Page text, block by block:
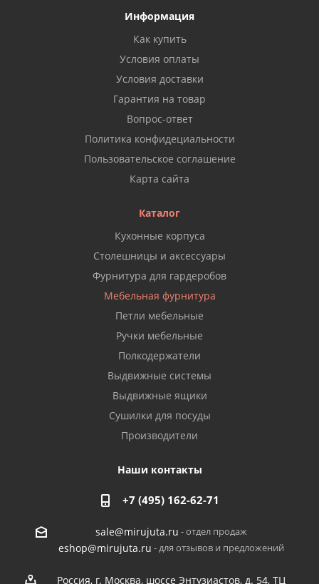
Информация
Как купить
Условия оплаты
Условия доставки
Гарантия на товар
Вопрос-ответ
Политика конфидециальности
Пользовательское соглашение
Карта сайта
Каталог
Кухонные корпуса
Столешницы и аксессуары
Фурнитура для гардеробов
Мебельная фурнитура
Петли мебельные
Ручки мебельные
Полкодержатели
Выдвижные системы
Выдвижные ящики
Сушилки для посуды
Производители
Наши контакты
+7 (495) 162-62-71
sale@mirujuta.ru - отдел продаж
eshop@mirujuta.ru - для отзывов и предложений
Россия, г. Москва, шоссе Энтузиастов, д. 54, ТЦ